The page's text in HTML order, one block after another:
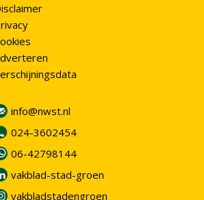
info@nwst.nl
024-3602454
06-42798144
vakblad-stad-groen
vakbladstadengroen